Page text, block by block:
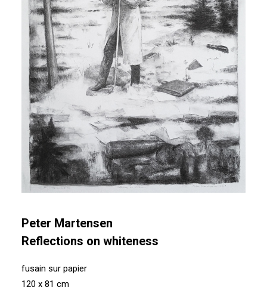
Peter Martensen
Reflections on whiteness
fusain sur papier
120 x 81 cm